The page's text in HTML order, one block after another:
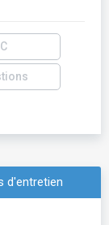
d'entretien